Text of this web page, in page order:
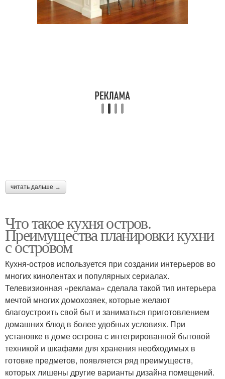
читать дальше →
Что такое кухня остров.
Преимущества планировки кухни
с островом
Кухня-остров используется при создании интерьеров во
многих кинолентах и популярных сериалах.
Телевизионная «реклама» сделала такой тип интерьера
мечтой многих домохозяек, которые желают
благоустроить свой быт и заниматься приготовлением
домашних блюд в более удобных условиях. При
установке в доме острова с интегрированной бытовой
техникой и шкафами для хранения необходимых в
готовке предметов, появляется ряд преимуществ,
которых лишены другие варианты дизайна помещений.